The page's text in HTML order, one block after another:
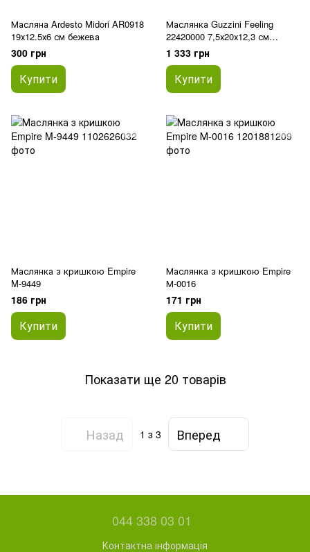
Масляна Ardesto Midori AR0918
19х12.5х6 см бежева
300 грн
Купити
Маслянка Guzzini Feeling
22420000 7,5х20х12,3 см
прозора
1 333 грн
Купити
Маслянка з кришкою Empire
M-9449
186 грн
Купити
Маслянка з кришкою Empire
М-0016
171 грн
Купити
Показати ще 20 товарів
Назад 1 з 3 Вперед
044 338 03 01
Контактна інформація